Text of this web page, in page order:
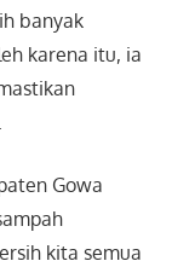
banyak
karena itu, ia
Gowa
kita semua